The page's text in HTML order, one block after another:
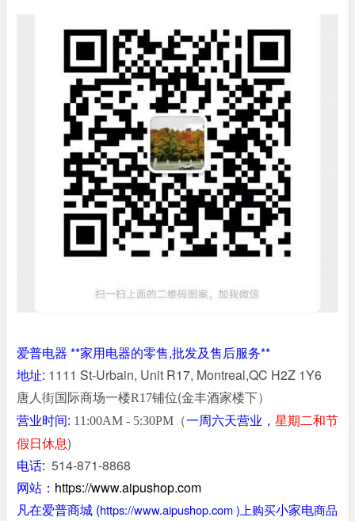
爱普电器 **家用电器的零售,批发及售后服务**
地址: 1111 St-Urbain, Unit R17, Montreal,QC H2Z 1Y6
唐人街国际商场一楼R17铺位(金丰酒家楼下）
营业时间: 11:00AM - 5:30PM （一周六天营业， 星期二和节
假日休息)
电话: 514-871-8868
网站： https://www.aipushop.com
凡在爱普商城 (https://www.aipushop.com) 上购买小家电商品